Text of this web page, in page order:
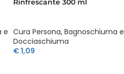
e
Rinfrescante 300 ml
Cura Persona, Bagnoschiuma e
Docciaschiuma
€1,09